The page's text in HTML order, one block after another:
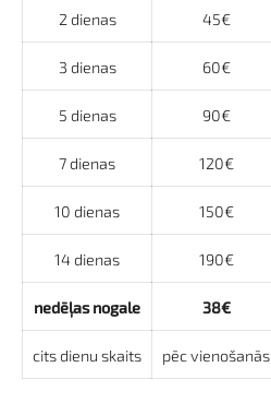
2 dienas 45€
3 dienas 60€
5 dienas 90€
7 dienas 120€
10 dienas 150€
14 dienas 190€
nedēļas nogale 38€
cits dienu skaits pēc vienošanās